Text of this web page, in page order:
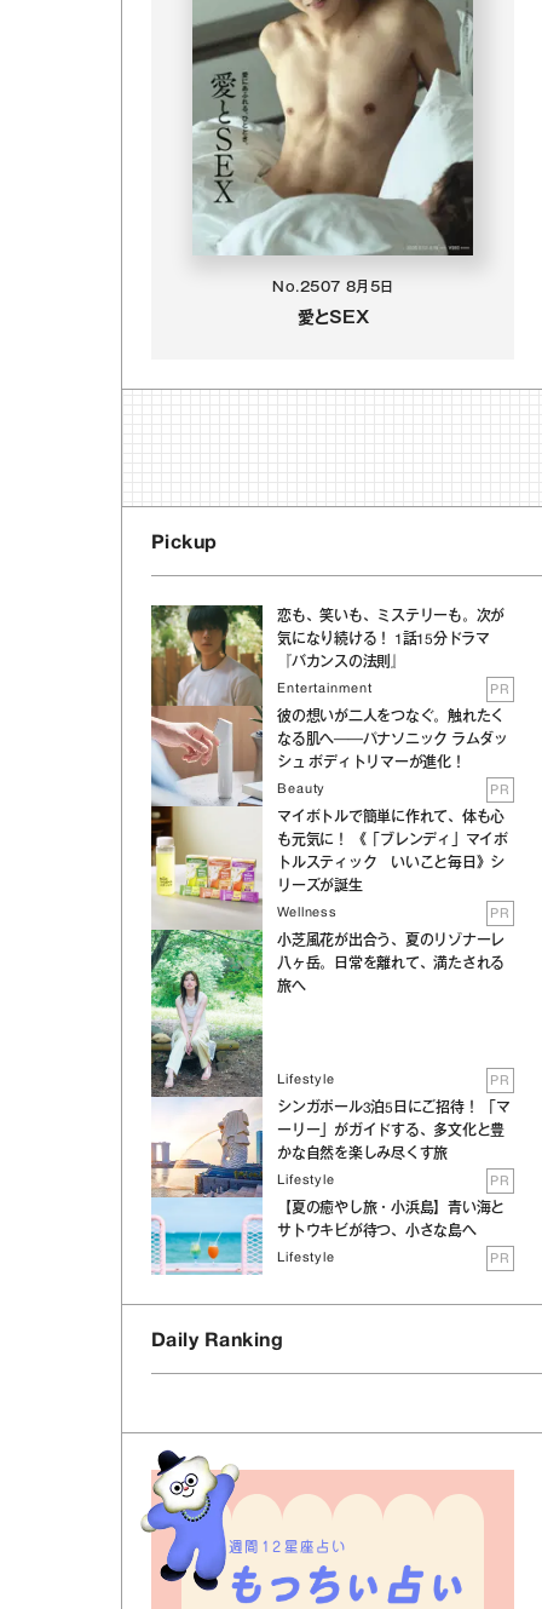
No.2507 8月5日
愛とSEX
Pickup
恋も、笑いも、ミステリーも。次が
気になり続ける！ 1話15分ドラマ
『バカンスの法則』
Entertainment PR
彼の想いが二人をつなぐ。触れたく
なる肌へ──パナソニック ラムダッ
シュ ボディトリマーが進化！
Beauty PR
マイボトルで簡単に作れて、体も心
も元気に！ 《「ブレンディ」マイボ
トルスティック いいこと毎日》シ
リーズが誕生
Wellness PR
小芝風花が出合う、夏のリゾナーレ
八ヶ岳。日常を離れて、満たされる
旅へ
Lifestyle PR
シンガポール3泊5日にご招待！ 「マ
ーリー」がガイドする、多文化と豊
かな自然を楽しみ尽くす旅
Lifestyle PR
【夏の癒やし旅・小浜島】青い海と
サトウキビが待つ、小さな島へ
Lifestyle PR
Daily Ranking
週間12星座占い